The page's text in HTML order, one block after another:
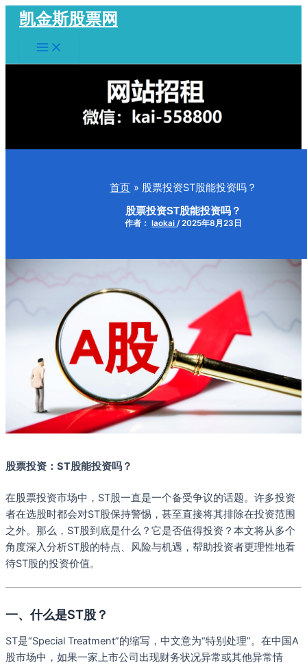
容
凯金斯股票网
Main
Menu
首页 股票投资ST股能投资吗？
股票投资ST股能投资吗？
作者： laokai /2025年8月23日
股票投资：ST股能投资吗？
在股票投资市场中，ST股一直是一个备受争议的话题。许多投资
者在选股时都会对ST股保持警惕，甚至直接将其排除在投资范围
之外。那么，ST股到底是什么？它是否值得投资？本文将从多个
角度深入分析ST股的特点、风险与机遇，帮助投资者更理性地看
待ST股的投资价值。
一、什么是ST股？
ST是“Special Treatment”的缩写，中文意为“特别处理”。在中国A
股市场中，如果一家上市公司出现财务状况异常或其他异常情